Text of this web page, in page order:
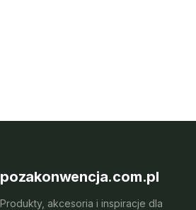
pozakonwencja.com.pl
Produkty, akcesoria i inspiracje dla